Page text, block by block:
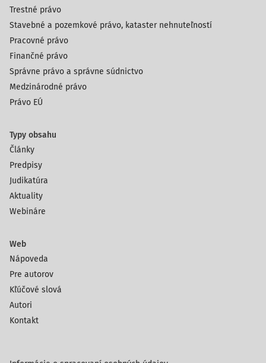
Trestné právo
Stavebné a pozemkové právo, kataster nehnuteľností
Pracovné právo
Finančné právo
Správne právo a správne súdnictvo
Medzinárodné právo
Právo EÚ
Typy obsahu
Články
Predpisy
Judikatúra
Aktuality
Webináre
Web
Nápoveda
Pre autorov
Kľúčové slová
Autori
Kontakt